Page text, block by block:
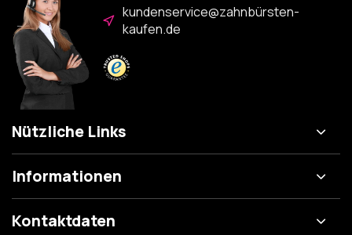
kundenservice@zahnbürsten-
kaufen.de
Nützliche Links
Informationen
Kontaktdaten